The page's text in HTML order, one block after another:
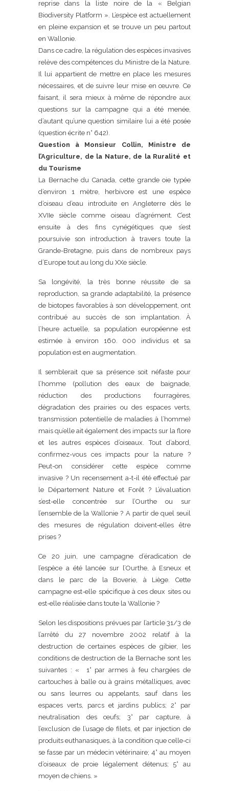
reprise dans la liste noire de la « Belgian
Biodiversity Platform ». L’espèce est actuellement
en pleine expansion et se trouve un peu partout
en Wallonie.
Dans ce cadre, la régulation des espèces invasives
relève des compétences du Ministre de la Nature.
Il lui appartient de mettre en place les mesures
nécessaires, et de suivre leur mise en œuvre. Ce
faisant, il sera mieux à même de répondre aux
questions sur la campagne qui a été menée,
d’autant qu’une question similaire lui a été posée
(question écrite n° 642).
Question à Monsieur Collin, Ministre de
l’Agriculture, de la Nature, de la Ruralité et
du Tourisme
La Bernache du Canada, cette grande oie typée
d’environ 1 mètre, herbivore est une espèce
d’oiseau d’eau introduite en Angleterre dès le
XVIIe siècle comme oiseau d’agrément. C’est
ensuite à des fins cynégétiques que s’est
poursuivie son introduction à travers toute la
Grande-Bretagne, puis dans de nombreux pays
d’Europe tout au long du XXe siècle.
Sa longévité, la très bonne réussite de sa
reproduction, sa grande adaptabilité, la présence
de biotopes favorables à son développement, ont
contribué au succès de son implantation. À
l’heure actuelle, sa population européenne est
estimée à environ 160. 000 individus et sa
population est en augmentation.
Il semblerait que sa présence soit néfaste pour
l’homme (pollution des eaux de baignade,
réduction des productions fourragères,
dégradation des prairies ou des espaces verts,
transmission potentielle de maladies à l’homme)
mais qu’elle ait également des impacts sur la flore
et les autres espèces d’oiseaux. Tout d’abord,
confirmez-vous ces impacts pour la nature ?
Peut-on considérer cette espèce comme
invasive ? Un recensement a-t-il été effectué par
le Département Nature et Forêt ? L’évaluation
s’est-elle concentrée sur l’Ourthe ou sur
l’ensemble de la Wallonie ? A partir de quel seuil
des mesures de régulation doivent-elles être
prises ?
Ce 20 juin, une campagne d’éradication de
l’espèce a été lancée sur l’Ourthe, à Esneux et
dans le parc de la Boverie, à Liège. Cette
campagne est-elle spécifique à ces deux sites ou
est-elle réalisée dans toute la Wallonie ?
Selon les dispositions prévues par l’article 31/3 de
l’arrêté du 27 novembre 2002 relatif à la
destruction de certaines espèces de gibier, les
conditions de destruction de la Bernache sont les
suivantes : « 1° par armes à feu chargées de
cartouches à balle ou à grains métalliques, avec
ou sans leurres ou appelants, sauf dans les
espaces verts, parcs et jardins publics; 2° par
neutralisation des œufs; 3° par capture, à
l’exclusion de l’usage de filets, et par injection de
produits euthanasiques, à la condition que celle-ci
se fasse par un médecin vétérinaire; 4° au moyen
d’oiseaux de proie légalement détenus; 5° au
moyen de chiens. »